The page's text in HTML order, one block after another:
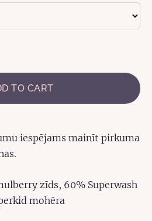
TO CART
iespējams mainīt pirkuma
zīds, 60% Superwash
mohēra